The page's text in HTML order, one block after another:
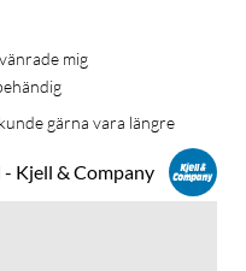
en internetuppkoppling
adresser och hanterar
Eftersom LAN-porten
ansluta högintensiva
TV, spelkonsol eller NAS
mig
gärna vara längre
- Kjell & Company